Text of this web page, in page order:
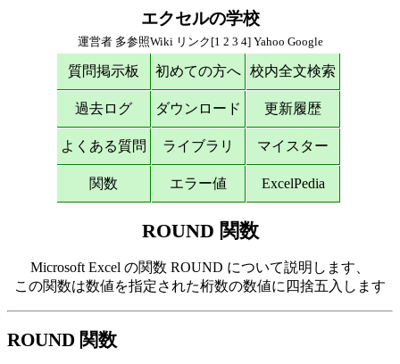
エクセルの学校
運営者 多参照Wiki リンク[1 2 3 4] Yahoo Google
質問掲示板 初めての方へ 校内全文検索
過去ログ ダウンロード 更新履歴
よくある質問 ライブラリ マイスター
関数 エラー値 ExcelPedia
ROUND 関数
Microsoft Excel の関数 ROUND について説明します、
この関数は数値を指定された桁数の数値に四捨五入します
ROUND 関数